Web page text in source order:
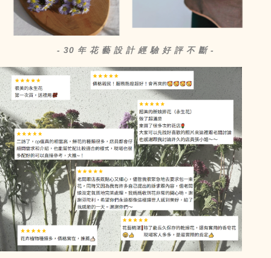
- 30 年 花 藝 設 計 經 驗 好 評 不 斷 -